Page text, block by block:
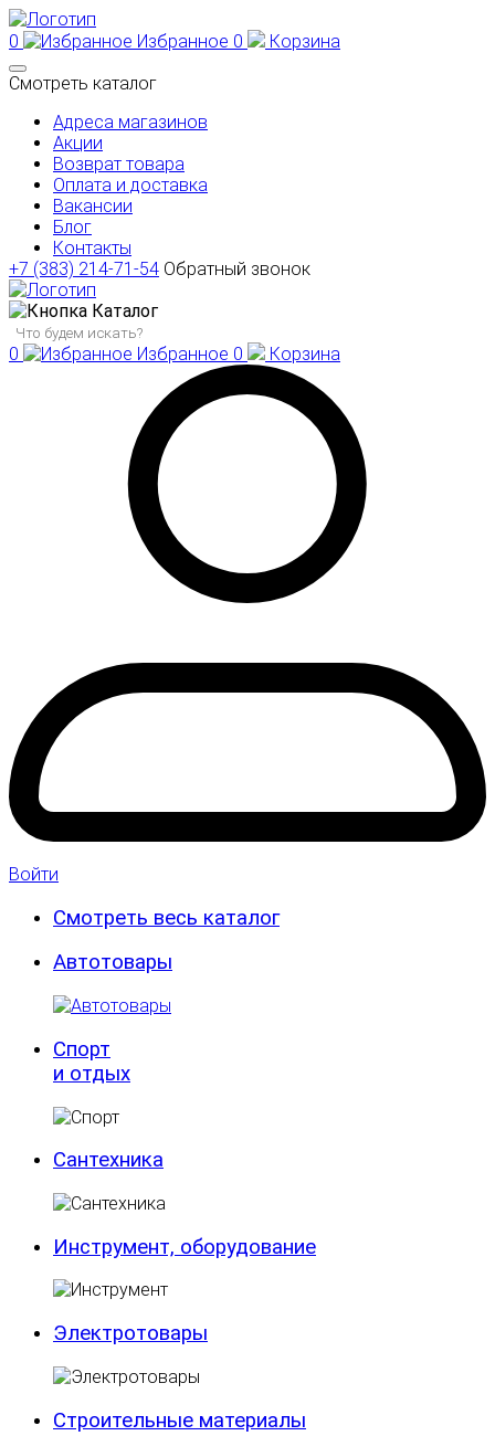
0 Избранное 0
Корзина
Смотреть каталог
Адреса магазинов
Акции
Возврат товара
Оплата и доставка
Вакансии
Блог
Контакты
+7 (383) 214-71-54 Обратный звонок
Каталог
0 Избранное 0 Корзина
Войти
Смотреть весь каталог
Автотовары
Спорт
и отдых
Сантехника
Инструмент, оборудование
Электротовары
Строительные материалы